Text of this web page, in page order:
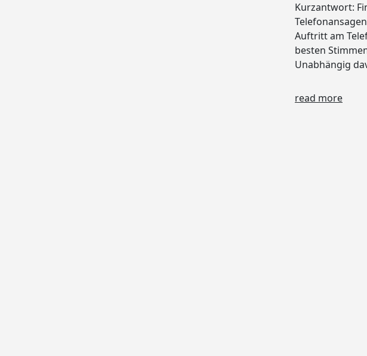
Kurzantwort:
Auftritt am
besten
Unabhängig
read more